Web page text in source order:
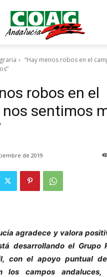
“Hay menos robos en el
robos en el
sentimos
de 2019
agradece y valora
desarrollando el Grupo
con el apoyo puntual
los campos andaluces,